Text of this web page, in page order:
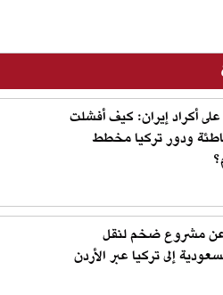
أكراد إيران: كيف أفشلت
ودور تركيا مخطط
مشروع ضخم لنقل
إلى تركيا عبر الأردن